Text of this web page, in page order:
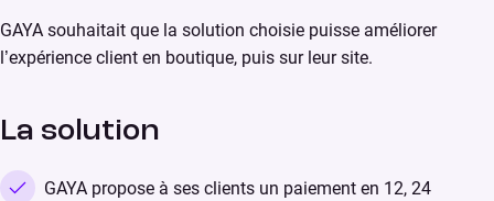
GAYA souhaitait que la solution choisie puisse améliorer
l’expérience client en boutique, puis sur leur site.
La solution
GAYA propose à ses clients un paiement en 12, 24